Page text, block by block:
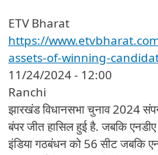
ETV Bharat
https://
assets-of-winning-
11/24/2024 - 12:00
Ranchi
झारखंड विधानसभा चुनाव 2024
बंपर जीत हासिल हुई है. जबकि
इंडिया गठबंधन को 56 सीट जबकि